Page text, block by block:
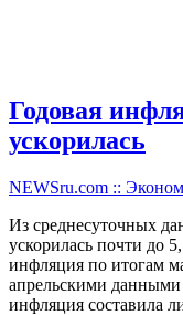
Годовая
ускорилась
NEWSru.com ::
Из среднесуточных
ускорилась почти до
инфляция по итогам
апрельскими данными
инфляция составила